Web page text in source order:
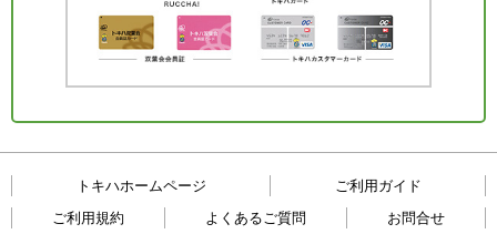
トキハホームページ
ご利用ガイド
ご利用規約
よくあるご質問 お問合せ